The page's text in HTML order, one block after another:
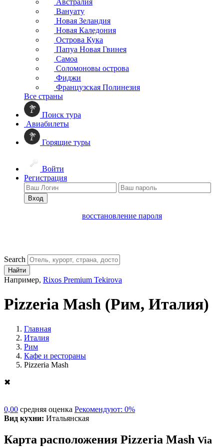
Австралия
Вануату
Новая Зеландия
Новая Каледония
Острова Кука
Папуа Новая Гвинея
Самоа
Соломоновы острова
Фиджи
Французская Полинезия
Все страны
Поиск тура
Авиабилеты
Горящие туры
Войти
Регистрация
Вход
восстановление пароля
Search
Найти
Например, Rixos Premium Tekirova
Pizzeria Mash (Рим, Италия)
Главная
Италия
Рим
Кафе и рестораны
Pizzeria Mash
✖
0,00 средняя оценка Рекомендуют: 0%
Вид кухни: Итальянская
Карта расположения Pizzeria Mash Via